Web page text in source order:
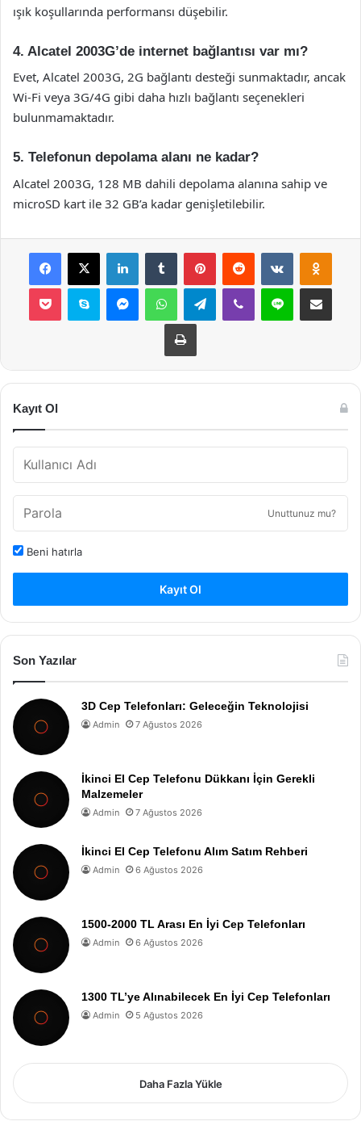
ışık koşullarında performansı düşebilir.
4. Alcatel 2003G’de internet bağlantısı var mı?
Evet, Alcatel 2003G, 2G bağlantı desteği sunmaktadır, ancak
Wi-Fi veya 3G/4G gibi daha hızlı bağlantı seçenekleri
bulunmamaktadır.
5. Telefonun depolama alanı ne kadar?
Alcatel 2003G, 128 MB dahili depolama alanına sahip ve
microSD kart ile 32 GB’a kadar genişletilebilir.
Facebook
X LinkedInTumblr PinterestReddit VKontakte
Pocket Skype MessengerWhatsAppTelegramViber Line E-Posta ile
Yazdır
Kayıt Ol
Unuttunuz mu?
Beni hatırla
Kayıt Ol
Son Yazılar
3D Cep Telefonları: Geleceğin Teknolojisi
Admin 7 Ağustos 2026
İkinci El Cep Telefonu Dükkanı İçin Gerekli
Malzemeler
Admin 7 Ağustos 2026
İkinci El Cep Telefonu Alım Satım Rehberi
Admin 6 Ağustos 2026
1500-2000 TL Arası En İyi Cep Telefonları
Admin 6 Ağustos 2026
1300 TL’ye Alınabilecek En İyi Cep Telefonları
Admin 5 Ağustos 2026
Daha Fazla Yükle